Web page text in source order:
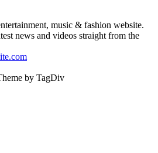
music & fashion website.
news and videos straight from the
by TagDiv